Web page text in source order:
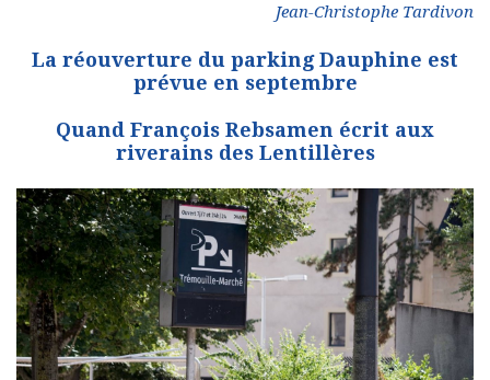
Jean-Christophe Tardivon
La réouverture du parking Dauphine est
prévue en septembre
Quand François Rebsamen écrit aux
riverains des Lentillères